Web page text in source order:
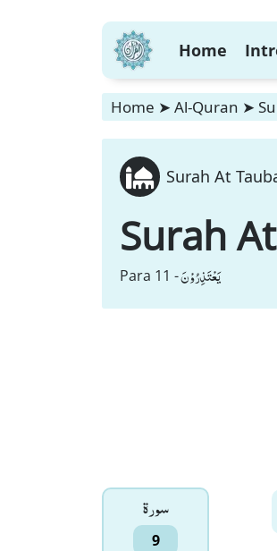
Home
Home ➤ Al-Quran ➤
Surah At
Surah
Para 11 -یَعْتَذِرُوْنَ
سورۃ
9